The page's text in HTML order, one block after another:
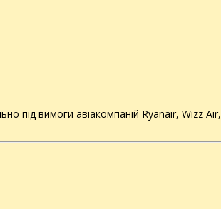
під вимоги авіакомпаній Ryanair, Wizz Air,